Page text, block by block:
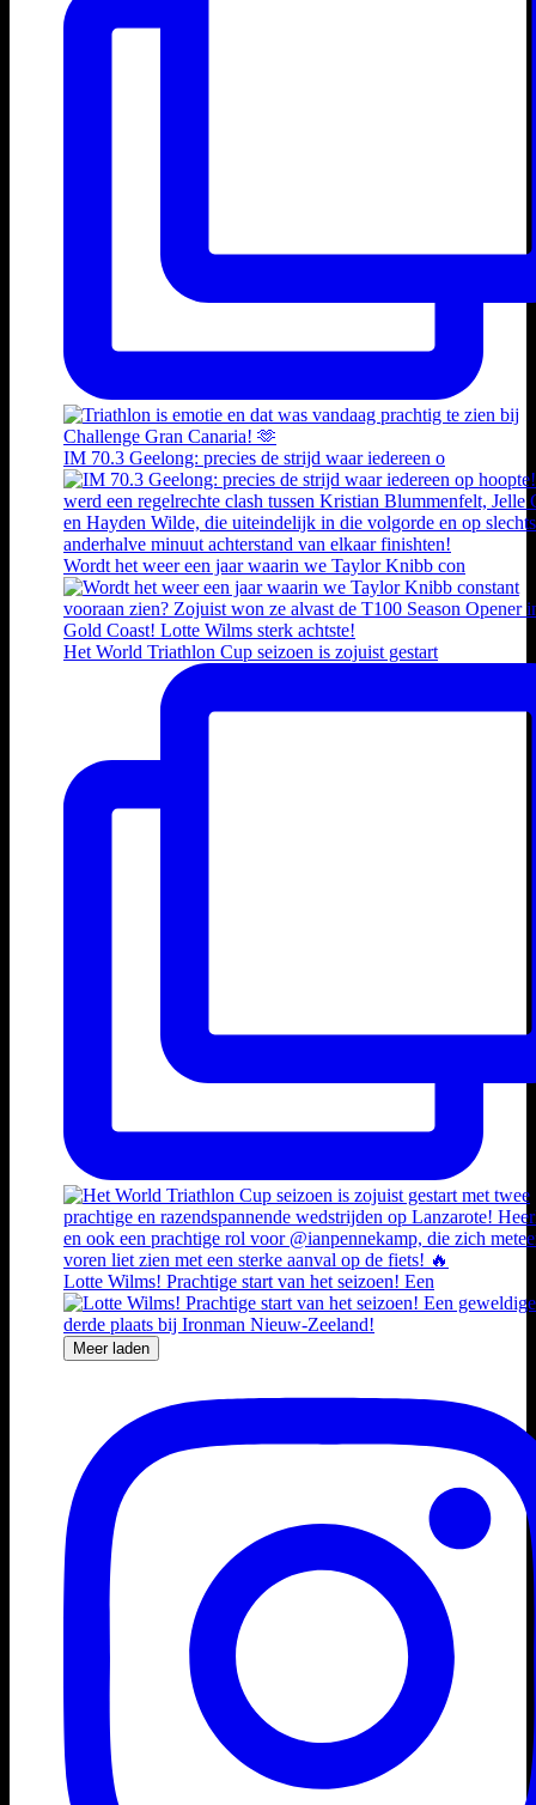
IM 70.3 Geelong: precies de strijd waar iedereen o
Wordt het weer een jaar waarin we Taylor Knibb con
Het World Triathlon Cup seizoen is zojuist gestart
Lotte Wilms! Prachtige start van het seizoen! Een
Meer laden